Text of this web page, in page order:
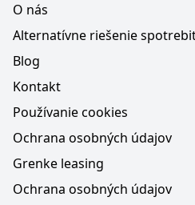
O nás
Alternatívne riešenie
Blog
Kontakt
Používanie cookies
Ochrana osobných údajov
Grenke leasing
Ochrana osobných údajov